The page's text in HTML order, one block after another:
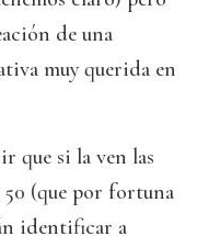
de una
muy querida en
que si la ven las
50 (que por fortuna
identificar a